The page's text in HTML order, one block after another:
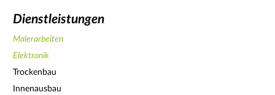
Dienstleistungen
Malerarbeiten
Elektronik
Trockenbau
Innenausbau